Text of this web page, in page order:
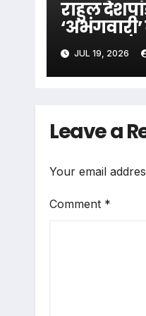
राहुल
शन्मुखानंद
भक्तिरस से
किया
JUL 19, 2026
Leave a
Your email
Comment *